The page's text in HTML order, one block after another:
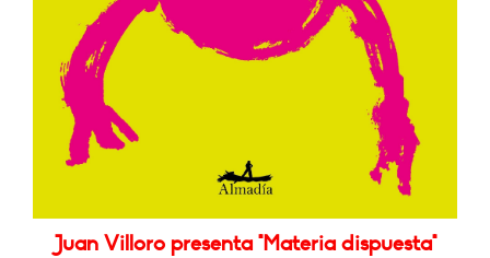
Juan Villoro presenta "Materia dispuesta"